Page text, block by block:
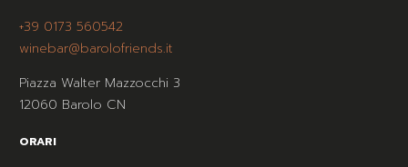
+39 0173 560542
winebar@barolofriends.it
Piazza Walter Mazzocchi 3
12060 Barolo CN
ORARI